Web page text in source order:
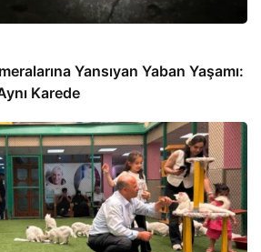
Yansıyan Yaban Yaşamı:
Karede